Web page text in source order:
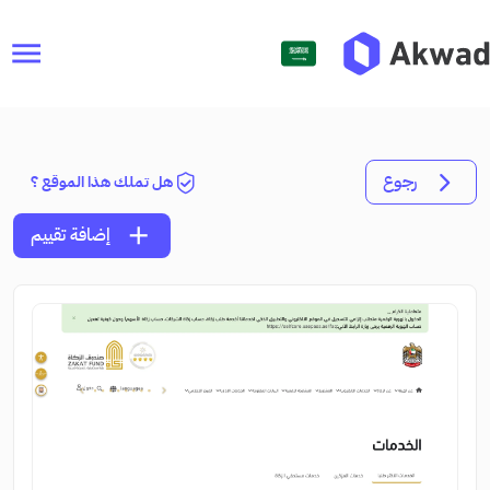
menu
رجوع هل تملك هذا الموقع ؟
add إضافة تقييم